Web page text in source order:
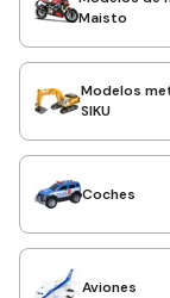
Maisto
Modelos
SIKU
Coches
Aviones